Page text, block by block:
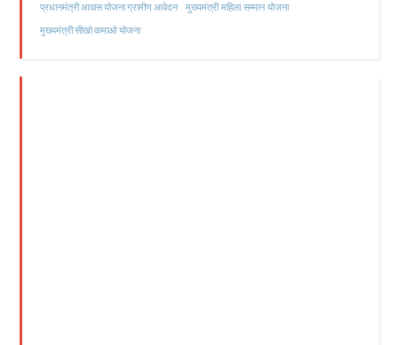
प्रधानमंत्री आवास योजना ग्रामीण आवेदन मुख्यमंत्री महिला सम्मान योजना
मुख्यमंत्री सीखो कमाओ योजना